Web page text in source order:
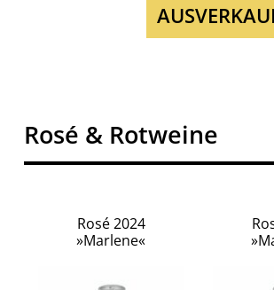
Rosé & Rotweine
Rosé 2024
»Marlene«